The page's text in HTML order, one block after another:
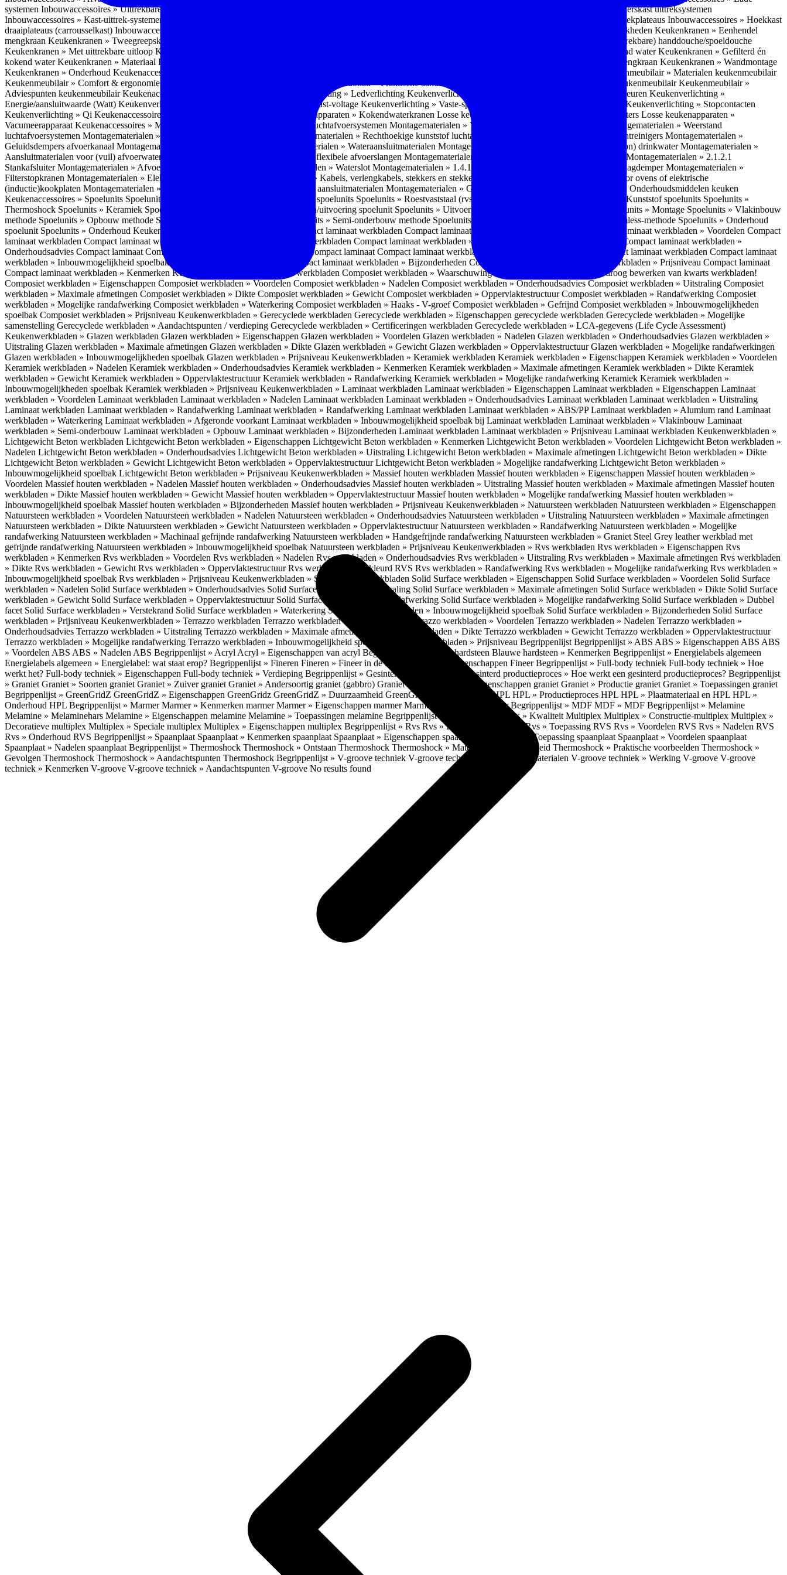
systemen Inbouwaccessoires » Uittrekbare ladesystemen
Inbouwaccessoires » Apothekerskast uittreksystemen
Inbouwaccessoires » Kast-uittrek-systemen
Inbouwaccessoires » Hoekkast uittrekplateaus Inbouwaccessoires » Hoekkast
draaiplateaus (carrousselkast) Inbouwaccessoires » Onderhoud Keukenkranen » Bedieningsmogelijkheden Keukenkranen » Eenhendel
mengkraan Keukenkranen » Tweegreepskraan
Keukenkranen » Met (uitrekbare) handdouche/spoeldouche
Keukenkranen » Met uittrekbare uitloop Keukenkranen » Gefilterd water Keukenkranen » Kokend waterKeukenkranen » Gefilterd én
kokend waterKeukenkranen » Materiaal Keukenkranen » Pvd Techniek (pvd) Keukenkranen » Bladmengkraan Keukenkranen » Wandmontage
Keukenkranen » Onderhoud Keukenaccessoires » Keukenmeubilair
Keukenmeubilair » Materialen keukenmeubilair
Keukenmeubilair » Comfort & ergonomie
Keukenmeubilair » Praktische aandachtspunten Keukenmeubilair » Duurzaamheid keukenmeubilairKeukenmeubilair »
Adviespunten keukenmeubilairKeukenaccessoires » Keukenverlichting Keukenverlichting » Ledverlichting Keukenverlichting » Installatie Keukenverlichting » Lichtkleuren Keukenverlichting »
Energie/aansluitwaarde (Watt) Keukenverlichting » Leddriver Keukenverlichting » Vast-voltage Keukenverlichting » Vaste-spanning
Keukenverlichting » Stopcontacten
Keukenverlichting » Qi Keukenaccessoires » Losse keukenapparaten Losse keukenapparaten » Kokendwaterkranen Losse keukenapparaten » Plintverwarming/plintheaters Losse keukenapparaten »
Vacumeerapparaat Keukenaccessoires » Montagematerialen Montagematerialen » Luchtafvoersystemen Montagematerialen » Verschillende Luchtafvoersystemen
Montagematerialen » Weerstand
luchtafvoersystemen Montagematerialen » Flexibele (ronde) afvoerslangen Montagematerialen » Rechthoekige kunststof luchtafvoersystemen Montagematerialen » Luchtreinigers Montagematerialen »
Geluidsdempers afvoerkanaal Montagematerialen » Aansluitmaterialen Montagematerialen » Wateraansluitmaterialen Montagematerialen » Aansluitmateriaal voor (schoon) drinkwaterMontagematerialen »
Aansluitmaterialen voor (vuil) afvoerwater sifons
Montagematerialen » 1.2.1 Ronde flexibele afvoerslangen Montagematerialen » Dempingsysteem van lades en deuren Montagematerialen » 2.1.2.1
StankafsluiterMontagematerialen » Afvoerpluggen t.b.v. spoelunits Montagematerialen » Waterslot Montagematerialen » 1.4.1 Plasmafilter Montagematerialen » WaterslagdemperMontagematerialen »
Filterstopkranen Montagematerialen » Elektra aansluitmateriaal Montagematerialen » Kabels, verlengkabels, stekkers en stekkerblokken
Montagematerialen » Kabels voor ovens of elektrische
(inductie)kookplaten Montagematerialen » Combiregelaar Montagematerialen » Gas aansluitmaterialen Montagematerialen » Gasaansluitmaterialen
Montagematerialen » Onderhoudsmiddelen keuken
Keukenaccessoires » Spoelunits Spoelunits » Types/soorten Spoelunits » Materialen spoelunits Spoelunits » Roestvaststaal (rvs) Spoelunits » Kunststof spoelunits Spoelunits »
Thermoshock Spoelunits » Keramiek Spoelunits » Tegelbakken Spoelunits » Design/uitvoering spoelunit Spoelunits » Uitvoering Spoelunits » Montage Spoelunits » Vlakinbouw
methode Spoelunits » Opbouw methode Spoelunits » Onderbouw methode Spoelunits » Semi-onderbouw methode Spoelunits » Tussenbouw methode Spoelunits » Rimless-methode Spoelunits » Onderhoud
spoelunit Spoelunits » Onderhoud Keukenwerkbladen Keukenwerkbladen » Compact laminaat werkbladen Compact laminaat werkbladen » Eigenschappen
Compact laminaat werkbladen » Voordelen Compact
laminaat werkbladen Compact laminaat werkbladen » Nadelen Compact laminaat werkbladen Compact laminaat werkbladen » Nanotech massief laminaat werkbladen
Compact laminaat werkbladen »
Onderhoudsadvies Compact laminaat Compact laminaat werkbladen » Uitstraling Compact laminaat Compact laminaat werkbladen » Mogelijke randafwerking Compact laminaat werkbladen Compact laminaat
werkbladen » Inbouwmogelijkheid spoelbak Compact laminaat werkbladen
Compact laminaat werkbladen » Bijzonderheden Compact laminaat
Compact laminaat werkbladen » Prijsniveau Compact laminaat
Compact laminaat werkbladen » Kenmerken Keukenwerkbladen » Composiet werkbladen Composiet werkbladen » Waarschuwing Monteurs: bescherm je bij het droog bewerken van kwarts werkbladen!
Composiet werkbladen » Eigenschappen Composiet werkbladen » Voordelen Composiet werkbladen » Nadelen Composiet werkbladen » OnderhoudsadviesComposiet werkbladen » Uitstraling Composiet
werkbladen » Maximale afmetingen Composiet werkbladen » Dikte Composiet werkbladen » Gewicht Composiet werkbladen » OppervlaktestructuurComposiet werkbladen » Randafwerking Composiet
werkbladen » Mogelijke randafwerking Composiet werkbladen » Waterkering Composiet werkbladen » Haaks - V-groefComposiet werkbladen » Gefrijnd Composiet werkbladen » Inbouwmogelijkheden
spoelbak Composiet werkbladen » Prijsniveau Keukenwerkbladen » Gerecyclede werkbladen Gerecyclede werkbladen » Eigenschappen gerecyclede werkbladen Gerecyclede werkbladen » Mogelijke
samenstelling Gerecyclede werkbladen » Aandachtspunten / verdieping Gerecyclede werkbladen » Certificeringen werkbladen Gerecyclede werkbladen » LCA-gegevens (Life Cycle Assessment)
Keukenwerkbladen » Glazen werkbladen Glazen werkbladen » Eigenschappen Glazen werkbladen » Voordelen Glazen werkbladen » Nadelen Glazen werkbladen » Onderhoudsadvies Glazen werkbladen »
Uitstraling Glazen werkbladen » Maximale afmetingen Glazen werkbladen » Dikte Glazen werkbladen » Gewicht Glazen werkbladen » OppervlaktestructuurGlazen werkbladen » Mogelijke randafwerkingen
Glazen werkbladen » Inbouwmogelijkheden spoelbak Glazen werkbladen » Prijsniveau Keukenwerkbladen » Keramiek werkbladen Keramiek werkbladen » Eigenschappen Keramiek werkbladen » Voordelen
Keramiek werkbladen » Nadelen Keramiek werkbladen » Onderhoudsadvies Keramiek werkbladen » Kenmerken Keramiek werkbladen » Maximale afmetingen Keramiek werkbladen » Dikte Keramiek
werkbladen » Gewicht Keramiek werkbladen » OppervlaktestructuurKeramiek werkbladen » Randafwerking Keramiek werkbladen » Mogelijke randafwerking Keramiek Keramiek werkbladen »
Inbouwmogelijkheden spoelbak Keramiek werkbladen » Prijsniveau Keukenwerkbladen » Laminaat werkbladen Laminaat werkbladen » Eigenschappen Laminaat werkbladen » Eigenschappen Laminaat
werkbladen » Voordelen Laminaat werkbladen Laminaat werkbladen » Nadelen Laminaat werkbladen Laminaat werkbladen » Onderhoudsadvies Laminaat werkbladen Laminaat werkbladen » Uitstraling
Laminaat werkbladen Laminaat werkbladen » Randafwerking Laminaat werkbladen » Randafwerking Laminaat werkbladen Laminaat werkbladen » ABS/PPLaminaat werkbladen » Alumium rand Laminaat
werkbladen » Waterkering Laminaat werkbladen » Afgeronde voorkant Laminaat werkbladen » Inbouwmogelijkheid spoelbak bij Laminaat werkbladen Laminaat werkbladen » Vlakinbouw Laminaat
werkbladen » Semi-onderbouw Laminaat werkbladen » Opbouw Laminaat werkbladen » Bijzonderheden Laminaat werkbladen Laminaat werkbladen » Prijsniveau Laminaat werkbladen Keukenwerkbladen »
Lichtgewicht Beton werkbladen Lichtgewicht Beton werkbladen » Eigenschappen Lichtgewicht Beton werkbladen » Kenmerken Lichtgewicht Beton werkbladen » Voordelen Lichtgewicht Beton werkbladen »
Nadelen Lichtgewicht Beton werkbladen » Onderhoudsadvies Lichtgewicht Beton werkbladen » Uitstraling Lichtgewicht Beton werkbladen » Maximale afmetingen Lichtgewicht Beton werkbladen » Dikte
Lichtgewicht Beton werkbladen » Gewicht Lichtgewicht Beton werkbladen » OppervlaktestructuurLichtgewicht Beton werkbladen » Mogelijke randafwerking Lichtgewicht Beton werkbladen »
Inbouwmogelijkheid spoelbak Lichtgewicht Beton werkbladen » Prijsniveau Keukenwerkbladen » Massief houten werkbladen Massief houten werkbladen » Eigenschappen Massief houten werkbladen »
Voordelen Massief houten werkbladen » Nadelen Massief houten werkbladen » Onderhoudsadvies Massief houten werkbladen » Uitstraling Massief houten werkbladen » Maximale afmetingen Massief houten
werkbladen » Dikte Massief houten werkbladen » Gewicht Massief houten werkbladen » OppervlaktestructuurMassief houten werkbladen » Mogelijke randafwerking Massief houten werkbladen »
Inbouwmogelijkheid spoelbak Massief houten werkbladen » Bijzonderheden Massief houten werkbladen » Prijsniveau Keukenwerkbladen » Natuursteen werkbladen Natuursteen werkbladen » Eigenschappen
Natuursteen werkbladen » Voordelen Natuursteen werkbladen » Nadelen Natuursteen werkbladen » Onderhoudsadvies Natuursteen werkbladen » Uitstraling Natuursteen werkbladen » Maximale afmetingen
Natuursteen werkbladen » Dikte Natuursteen werkbladen » Gewicht Natuursteen werkbladen » OppervlaktestructuurNatuursteen werkbladen » Randafwerking Natuursteen werkbladen » Mogelijke
randafwerking Natuursteen werkbladen » Machinaal gefrijnde randafwerking Natuursteen werkbladen » Handgefrijnde randafwerking Natuursteen werkbladen » Graniet Steel Grey leather werkblad met
gefrijnde randafwerking Natuursteen werkbladen » Inbouwmogelijkheid spoelbak Natuursteen werkbladen » Prijsniveau Keukenwerkbladen » Rvs werkbladen Rvs werkbladen » Eigenschappen Rvs
werkbladen » Kenmerken Rvs werkbladen » Voordelen Rvs werkbladen » Nadelen Rvs werkbladen » Onderhoudsadvies Rvs werkbladen » Uitstraling Rvs werkbladen » Maximale afmetingen Rvs werkbladen
» Dikte Rvs werkbladen » Gewicht Rvs werkbladen » OppervlaktestructuurRvs werkbladen » Gekleurd RVS Rvs werkbladen » Randafwerking Rvs werkbladen » Mogelijke randafwerking Rvs werkbladen »
Inbouwmogelijkheid spoelbak Rvs werkbladen » Prijsniveau Keukenwerkbladen » Solid Surface werkbladen Solid Surface werkbladen » Eigenschappen Solid Surface werkbladen » Voordelen Solid Surface
werkbladen » Nadelen Solid Surface werkbladen » Onderhoudsadvies Solid Surface werkbladen » Uitstraling Solid Surface werkbladen » Maximale afmetingen Solid Surface werkbladen » Dikte Solid Surface
werkbladen » Gewicht Solid Surface werkbladen » Oppervlaktestructuur Solid Surface werkbladen » Randafwerking Solid Surface werkbladen » Mogelijke randafwerking Solid Surface werkbladen » Dubbel
facet Solid Surface werkbladen » Verstekrand Solid Surface werkbladen » WaterkeringSolid Surface werkbladen » Inbouwmogelijkheid spoelbak Solid Surface werkbladen » Bijzonderheden Solid Surface
werkbladen » Prijsniveau Keukenwerkbladen » Terrazzo werkbladen Terrazzo werkbladen » Eigenschappen Terrazzo werkbladen » Voordelen Terrazzo werkbladen » Nadelen Terrazzo werkbladen »
Onderhoudsadvies Terrazzo werkbladen » Uitstraling Terrazzo werkbladen » Maximale afmetingen Terrazzo werkbladen » Dikte Terrazzo werkbladen » Gewicht Terrazzo werkbladen » Oppervlaktestructuur
Terrazzo werkbladen » Mogelijke randafwerking Terrazzo werkbladen » Inbouwmogelijkheid spoelbak Terrazzo werkbladen » Prijsniveau Begrippenlijst Begrippenlijst » ABS ABS » Eigenschappen ABS ABS
» Voordelen ABS ABS » Nadelen ABS Begrippenlijst » Acryl Acryl » Eigenschappen van acryl Begrippenlijst » Blauwe hardsteen Blauwe hardsteen » Kenmerken Begrippenlijst » Energielabels algemeen
Energielabels algemeen » Energielabel: wat staat erop? Begrippenlijst » Fineren Fineren » Fineer in de keuken Fineren » Eigenschappen FineerBegrippenlijst » Full-body techniek Full-body techniek » Hoe
werkt het? Full-body techniek » Eigenschappen Full-body techniek » Verdieping Begrippenlijst » Gesinterd productieproces Gesinterd productieproces » Hoe werkt een gesinterd productieproces? Begrippenlijst
» Graniet Graniet » Soorten graniet Graniet » Zuiver graniet Graniet » Andersoortig graniet (gabbro) Graniet » Gneis Graniet » Eigenschappen graniet Graniet » Productie graniet Graniet » Toepassingen graniet
Begrippenlijst » GreenGridZ GreenGridZ » Eigenschappen GreenGridz GreenGridZ » Duurzaamheid GreenGridz Begrippenlijst » HPL HPL » Productieproces HPL HPL » Plaatmateriaal en HPL HPL »
Onderhoud HPL Begrippenlijst » MarmerMarmer » Kenmerken marmerMarmer » Eigenschappen marmerMarmer » Productie marmerBegrippenlijst » MDF MDF » MDF Begrippenlijst » Melamine
Melamine » Melaminehars Melamine » Eigenschappen melamine Melamine » Toepassingen melamine Begrippenlijst » Multiplex Multiplex » Kwaliteit Multiplex Multiplex » Constructie-multiplex Multiplex »
Decoratieve multiplex Multiplex » Speciale multiplex Multiplex » Eigenschappen multiplex Begrippenlijst » Rvs Rvs » Eigenschappen RVS Rvs » Toepassing RVS Rvs » Voordelen RVS Rvs » Nadelen RVS
Rvs » Onderhoud RVS Begrippenlijst » Spaanplaat Spaanplaat » Kenmerken spaanplaat Spaanplaat » Eigenschappen spaanplaat Spaanplaat » Toepassing spaanplaat Spaanplaat » Voordelen spaanplaat
Spaanplaat » Nadelen spaanplaat Begrippenlijst » Thermoshock Thermoshock » Ontstaan Thermoshock Thermoshock » Materialen & gevoeligheid Thermoshock » Praktische voorbeelden Thermoshock »
Gevolgen Thermoshock Thermoshock » Aandachtspunten Thermoshock Begrippenlijst » V-groove techniek V-groove techniek » Toepasbare materialen V-groove techniek » Werking V-groove V-groove
techniek » Kenmerken V-groove V-groove techniek » Aandachtspunten V-groove No results found